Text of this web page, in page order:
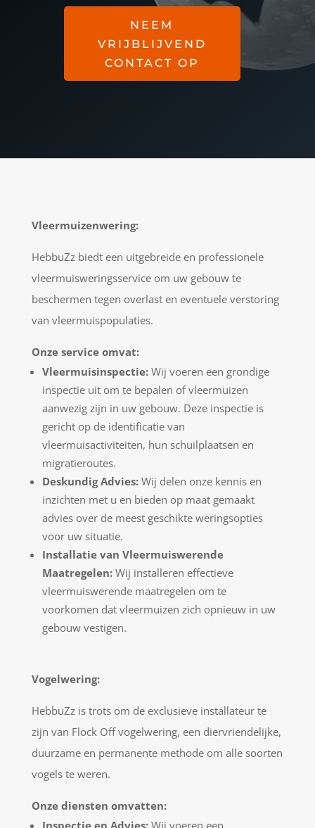
NEEM
VRIJBLIJVEND
CONTACT OP
Vleermuizenwering:
HebbuZz biedt een uitgebreide en professionele
vleermuisweringsservice om uw gebouw te
beschermen tegen overlast en eventuele verstoring
van vleermuispopulaties.
Onze service omvat:
Vleermuisinspectie:Wij voeren een grondige
inspectie uit om te bepalen of vleermuizen
aanwezig zijn in uw gebouw. Deze inspectie is
gericht op de identificatie van
vleermuisactiviteiten, hun schuilplaatsen en
migratieroutes.
Deskundig Advies:Wij delen onze kennis en
inzichten met u en bieden op maat gemaakt
advies over de meest geschikte weringsopties
voor uw situatie.
Installatie van Vleermuiswerende
Maatregelen:Wij installeren effectieve
vleermuiswerende maatregelen om te
voorkomen dat vleermuizen zich opnieuw in uw
gebouw vestigen.
Vogelwering:
HebbuZz is trots om de exclusieve installateur te
zijn van Flock Off vogelwering, een diervriendelijke,
duurzame en permanente methode om alle soorten
vogels te weren.
Onze diensten omvatten: